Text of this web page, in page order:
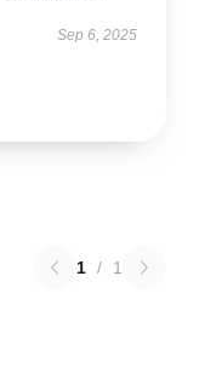
Sep 6, 2025
1 / 1